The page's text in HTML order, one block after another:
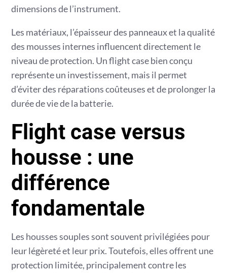
dimensions de l’instrument.
Les matériaux, l’épaisseur des panneaux et la qualité
des mousses internes influencent directement le
niveau de protection. Un flight case bien conçu
représente un investissement, mais il permet
d’éviter des réparations coûteuses et de prolonger la
durée de vie de la batterie.
Flight case versus
housse : une
différence
fondamentale
Les housses souples sont souvent privilégiées pour
leur légèreté et leur prix. Toutefois, elles offrent une
protection limitée, principalement contre les